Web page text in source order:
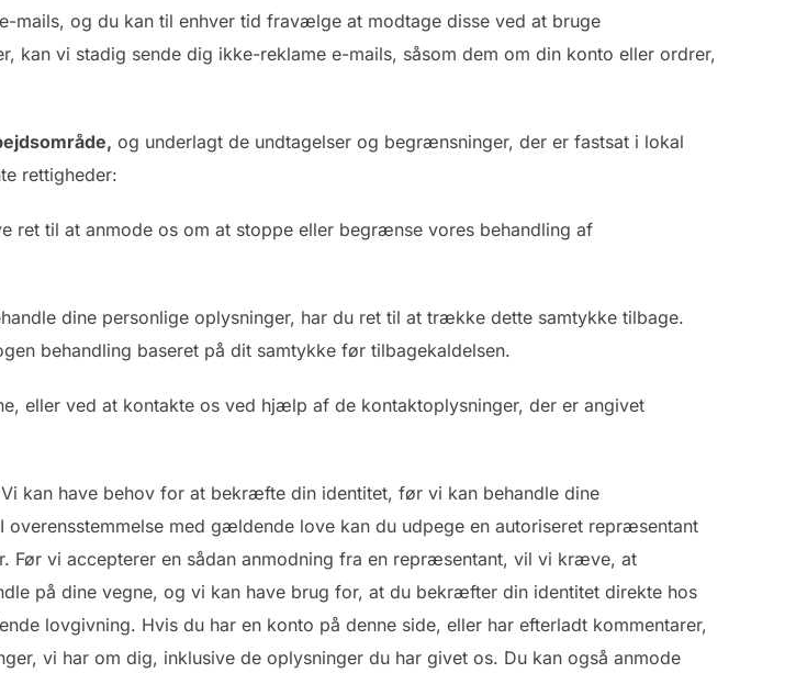
mails, og du kan til enhver tid fravælge at modtage disse ved at bruge
vi stadig sende dig ikke-reklame e-mails, såsom dem om din konto eller ordrer,
og underlagt de undtagelser og begrænsninger, der er fastsat i lokal
rettigheder:
ret til at anmode os om at stoppe eller begrænse vores behandling af
dine personlige oplysninger, har du ret til at trække dette samtykke tilbage.
behandling baseret på dit samtykke før tilbagekaldelsen.
eller ved at kontakte os ved hjælp af de kontaktoplysninger, der er angivet
kan have behov for at bekræfte din identitet, før vi kan behandle dine
med gældende love kan du udpege en autoriseret repræsentant
vi accepterer en sådan anmodning fra en repræsentant, vil vi kræve, at
på dine vegne, og vi kan have brug for, at du bekræfter din identitet direkte hos
lovgivning. Hvis du har en konto på denne side, eller har efterladt kommentarer,
vi har om dig, inklusive de oplysninger du har givet os. Du kan også anmode